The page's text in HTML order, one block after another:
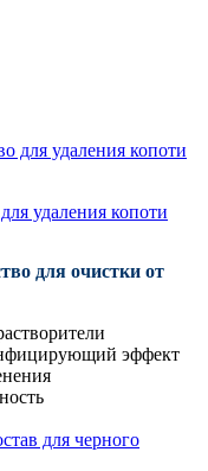
удаления копоти
для очистки от
эффект